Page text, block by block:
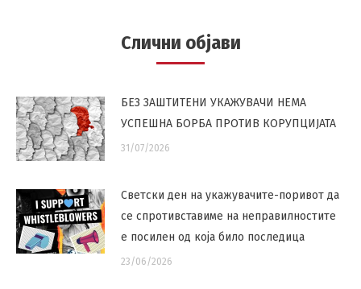
Слични објави
БЕЗ ЗАШТИТЕНИ УКАЖУВАЧИ НЕМА
УСПЕШНА БОРБА ПРОТИВ КОРУПЦИЈАТА
31/07/2026
Светски ден на укажувачите-поривот да
се спротивставиме на неправилностите
е посилен од која било последица
23/06/2026